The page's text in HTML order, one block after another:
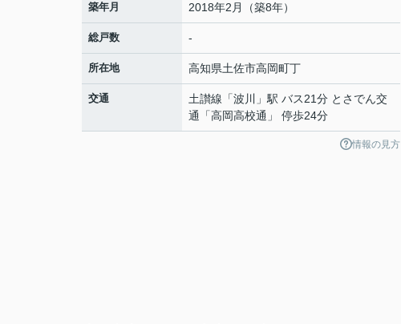
築年月 2018年2月（築8年）
総戸数 -
所在地 高知県土佐市高岡町丁
交通 土讃線 「波川
」駅 バス21分 とさでん交
通「高岡高校通」 停歩24分
情報の見方